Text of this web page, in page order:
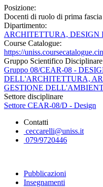
Posizione:
Docenti di ruolo di prima fascia
Dipartimento:
ARCHITETTURA, DESIGN
Course Catalogue:
https://
Gruppo Scientifico Disciplinare
Gruppo 08/CEAR-08 -
DELL'ARCHITETTURA,
GESTIONE
Settore disciplinare
Settore CEAR-08/D - Design
Contatti
ceccarelli@uniss.it
079/9720446
Pubblicazioni
Insegnamenti